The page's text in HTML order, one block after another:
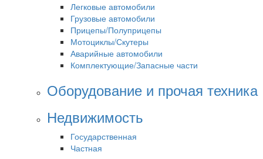
Легковые автомобили
Грузовые автомобили
Прицепы/Полуприцепы
Мотоциклы/Скутеры
Аварийные автомобили
Комплектующие/Запасные части
Оборудование и прочая техника
Недвижимость
Государственная
Частная